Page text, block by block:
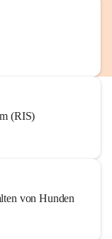
(RIS)
von Hunden